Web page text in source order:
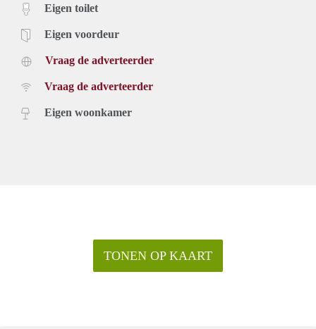
Eigen toilet
Eigen voordeur
Vraag de adverteerder
Vraag de adverteerder
Eigen woonkamer
TONEN OP KAART